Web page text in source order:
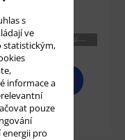
NENÍ
s
ve
statistickým,
informace a
pouze
energii pro